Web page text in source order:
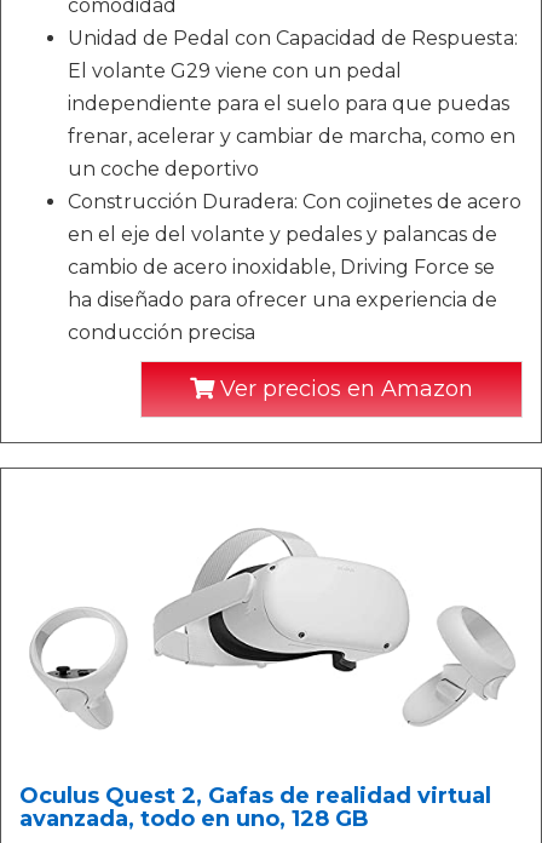
comodidad
Unidad de Pedal con Capacidad de Respuesta:
El volante G29 viene con un pedal
independiente para el suelo para que puedas
frenar, acelerar y cambiar de marcha, como en
un coche deportivo
Construcción Duradera: Con cojinetes de acero
en el eje del volante y pedales y palancas de
cambio de acero inoxidable, Driving Force se
ha diseñado para ofrecer una experiencia de
conducción precisa
Ver precios en Amazon
Oculus Quest 2, Gafas de realidad virtual
avanzada, todo en uno, 128 GB